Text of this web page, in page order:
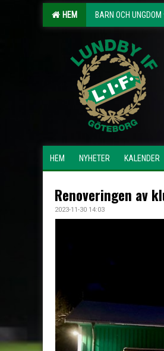
HEM BARN OCH UNGDOM
HEM NYHETER KALENDER
Renoveringen av
2023-11-30 14:03